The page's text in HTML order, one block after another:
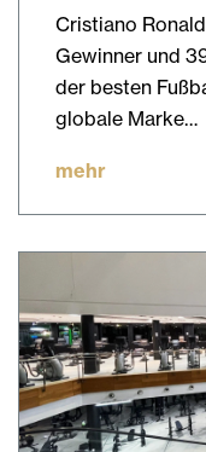
Cristiano
Gewinner und
der besten
globale Marke…
mehr